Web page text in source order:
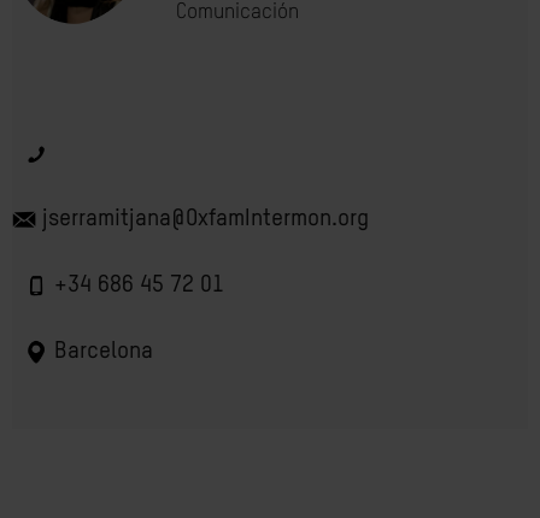
Comunicación
jserramitjana@OxfamIntermon.org
+34 686 45 72 01
Barcelona